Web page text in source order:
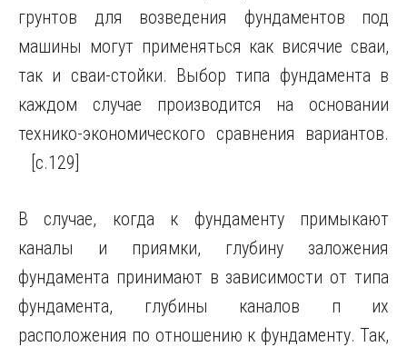
грунтов для возведения фундаментов под
машины могут применяться как висячие сваи,
так и сваи-стойки. Выбор типа фундамента в
каждом случае производится на основании
технико-экономического сравнения вариантов.
[c.129]
В случае, когда к фундаменту примыкают
каналы и приямки, глубину заложения
фундамента принимают в зависимости от типа
фундамента, глубины каналов п их
расположения по отношению к фундаменту. Так,